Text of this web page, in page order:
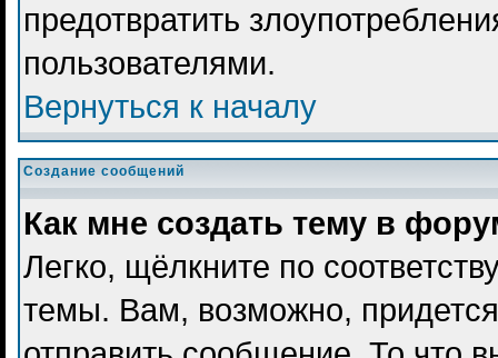
предотвратить
пользователями.
Вернуться к началу
Создание сообщений
Как мне создать тему в
Легко, щёлкните по
темы. Вам, возможно,